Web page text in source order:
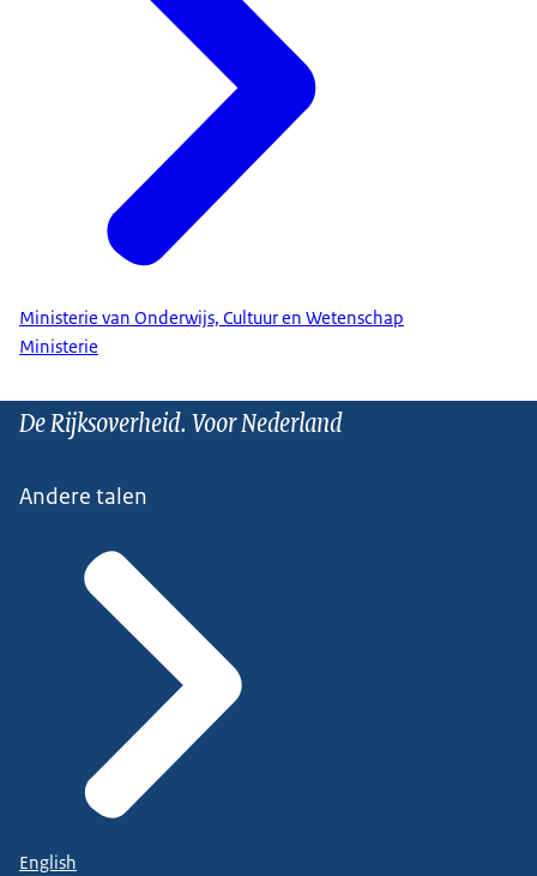
Ministerie van Onderwijs, Cultuur en Wetenschap
Ministerie
De Rijksoverheid. Voor Nederland
Andere talen
English